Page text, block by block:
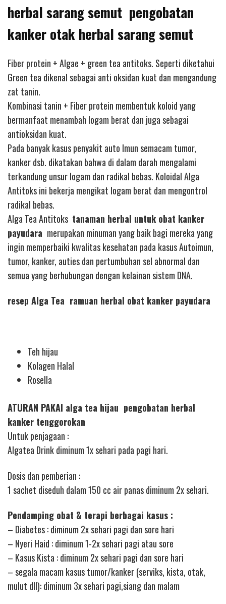
herbal sarang semut pengobatan
kanker otak herbal sarang semut
Fiber protein + Algae + green tea antitoks. Seperti diketahui
Green tea dikenal sebagai anti oksidan kuat dan mengandung
zat tanin.
Kombinasi tanin + Fiber protein membentuk koloid yang
bermanfaat menambah logam berat dan juga sebagai
antioksidan kuat.
Pada banyak kasus penyakit auto Imun semacam tumor,
kanker dsb. dikatakan bahwa di dalam darah mengalami
terkandung unsur logam dan radikal bebas. Koloidal Alga
Antitoks ini bekerja mengikat logam berat dan mengontrol
radikal bebas.
Alga Tea Antitoks tanaman herbal untuk obat kanker
payudara merupakan minuman yang baik bagi mereka yang
ingin memperbaiki kwalitas kesehatan pada kasus Autoimun,
tumor, kanker, auties dan pertumbuhan sel abnormal dan
semua yang berhubungan dengan kelainan sistem DNA.
resep Alga Tea ramuan herbal obat kanker payudara
Teh hijau
Kolagen Halal
Rosella
ATURAN PAKAI alga tea hijau pengobatan herbal
kanker tenggorokan
Untuk penjagaan :
Algatea Drink diminum 1x sehari pada pagi hari.
Dosis dan pemberian :
1 sachet diseduh dalam 150 cc air panas diminum 2x sehari.
Pendamping obat & terapi berbagai kasus :
– Diabetes : diminum 2x sehari pagi dan sore hari
– Nyeri Haid : diminum 1-2x sehari pagi atau sore
– Kasus Kista : diminum 2x sehari pagi dan sore hari
– segala macam kasus tumor/kanker (serviks, kista, otak,
mulut dll): diminum 3x sehari pagi,siang dan malam